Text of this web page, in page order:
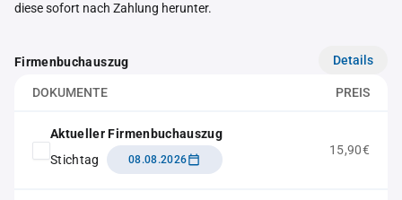
diese sofort nach Zahlung herunter.
Firmenbuchauszug Details
DOKUMENTE PREIS
Aktueller Firmenbuchauszug
Stichtag
08.08.2026
15,90€